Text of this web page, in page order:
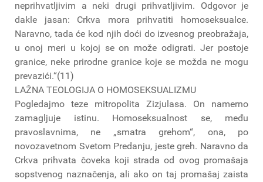
neprihvatljivim a neki drugi prihvatljivim. Odgovor je
dakle jasan: Crkva mora prihvatiti homoseksualce.
Naravno, tada će kod njih doći do izvesnog preobražaja,
u onoj meri u kojoj se on može odigrati. Jer postoje
granice, neke prirodne granice koje se možda ne mogu
prevazići.“(11)
LAŽNA TEOLOGIJA O HOMOSEKSUALIZMU
Pogledajmo teze mitropolita Zizjulasa. On namerno
zamagljuje istinu. Homoseksualnost se, među
pravoslavnima, ne „smatra grehom“, ona, po
novozavetnom Svetom Predanju, jeste greh. Naravno da
Crkva prihvata čoveka koji strada od ovog promašaja
sopstvenog naznačenja, ali ako on taj promašaj zaista